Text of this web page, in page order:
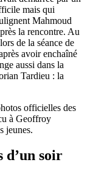
mais qui
Mahmoud
la rencontre. Au
de la séance de
avoir enchaîné
aussi dans la
Tardieu : la
officielles des
à Geoffroy
jeunes.
d’un soir